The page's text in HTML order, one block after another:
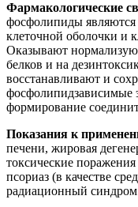
Фармакологические
фосфолипиды
клеточной оболочки и
Оказывают
белков и на
восстанавливают и
фосфолипидзависимые
формирование
Показания к
печени, жировая
токсические
псориаз (в качестве
радиационный